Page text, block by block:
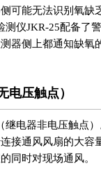
可能无法识别氧缺
仪JKR-25配备了
器侧上都通知缺氧
电压触点）
电器非电压触点）
接通风风扇的大容
同时对现场通风。